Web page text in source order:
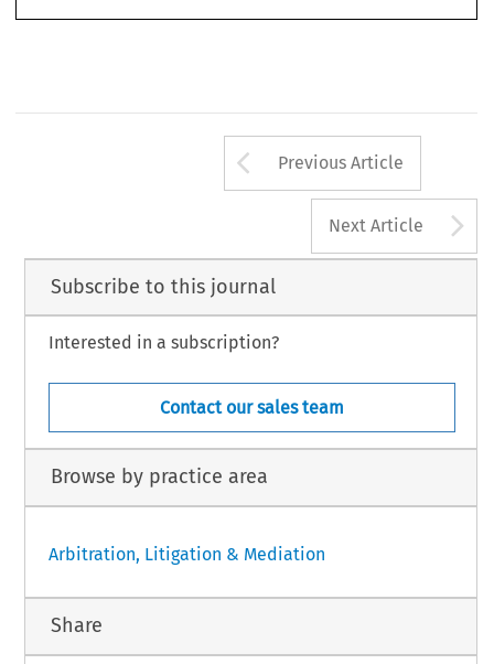
759
Arrow button
Previous Article
Next Article
Subscribe to this journal
Interested in a subscription?
Contact our sales team
Browse by practice area
Arbitration, Litigation & Mediation
Share